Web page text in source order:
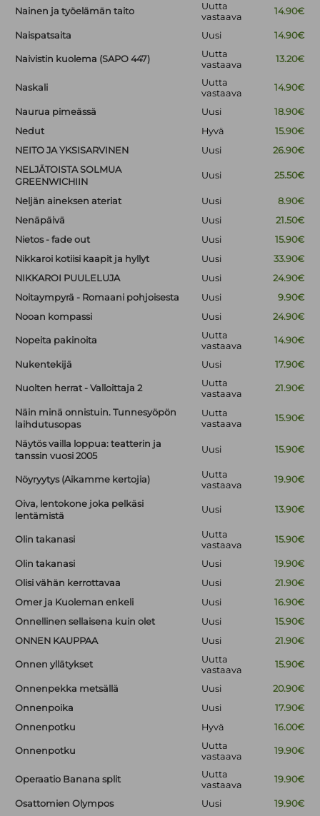
Nainen ja työelämän taito
Uutta
vastaava
14.90€
Naispatsaita Uusi 14.90€
Naivistin kuolema (SAPO 447)
Uutta
vastaava
13.20€
Naskali
Uutta
vastaava
14.90€
Naurua pimeässä Uusi
18.90€
Nedut
Hyvä
15.90€
NEITO JA YKSISARVINEN
Uusi
26.90€
NELJÄTOISTA SOLMUA
GREENWICHIIN
Uusi 25.50€
Neljän aineksen ateriat Uusi
8.90€
Nenäpäivä
Uusi
21.50€
Nietos - fade out
Uusi
15.90€
Nikkaroi kotiisi kaapit ja hyllyt
Uusi
33.90€
NIKKAROI PUULELUJA
Uusi
24.90€
Noitaympyrä - Romaani pohjoisesta
Uusi
9.90€
Nooan kompassi
Uusi 24.90€
Nopeita pakinoita
Uutta
vastaava
14.90€
Nukentekijä Uusi 17.90€
Nuolten herrat - Valloittaja 2
Uutta
vastaava
21.90€
Näin minä onnistuin. Tunnesyöpön
laihdutusopas
Uutta
vastaava
15.90€
Näytös vailla loppua: teatterin ja
tanssin vuosi 2005
Uusi 15.90€
Nöyryytys (Aikamme kertojia)
Uutta
vastaava
19.90€
Oiva, lentokone joka pelkäsi
lentämistä
Uusi 13.90€
Olin takanasi
Uutta
vastaava
15.90€
Olin takanasi Uusi
19.90€
Olisi vähän kerrottavaa
Uusi
21.90€
Omer ja Kuoleman enkeli
Uusi
16.90€
Onnellinen sellaisena kuin olet
Uusi
15.90€
ONNEN KAUPPAA
Uusi 21.90€
Onnen yllätykset
Uutta
vastaava
15.90€
Onnenpekka metsällä Uusi
20.90€
Onnenpoika
Uusi
17.90€
Onnenpotku
Hyvä 16.00€
Onnenpotku
Uutta
vastaava
19.90€
Operaatio Banana split
Uutta
vastaava
19.90€
Osattomien Olympos Uusi 19.90€